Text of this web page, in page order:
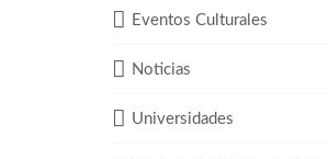
Eventos Culturales
Noticias
Universidades